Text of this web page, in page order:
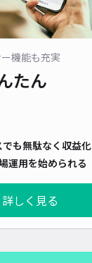
機能も充実
たん
も無駄なく収益化
運用を始められる
詳しく見る